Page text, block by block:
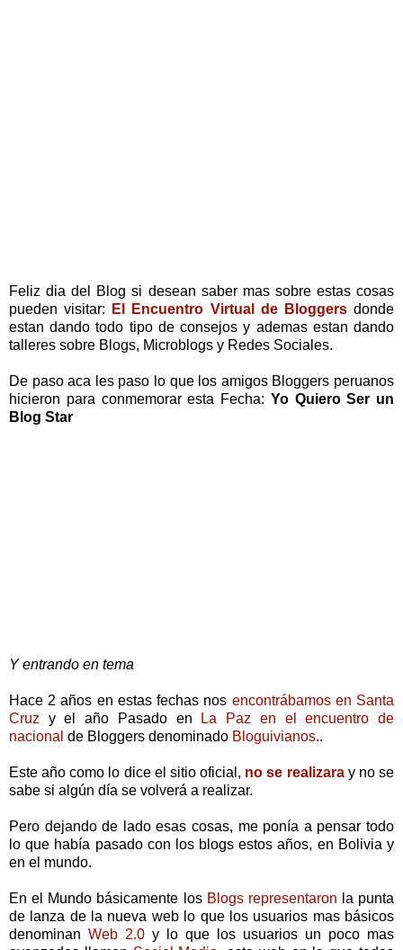
Feliz dia del Blog si desean saber mas sobre estas cosas
pueden visitar:
El Encuentro Virtual de Bloggersdonde
estan dando todo tipo de consejos y ademas estan dando
talleres sobre Blogs, Microblogs y Redes Sociales.
De paso aca les paso lo que los amigos Bloggers peruanos
hicieron para conmemorar esta Fecha: Yo Quiero Ser un
Blog Star
Y entrando en tema
Hace 2 años en estas fechas nos encontrábamos en Santa
Cruz y el año Pasado en
La Paz en el encuentro de
nacional de Bloggers denominado Bloguivianos..
Este año como lo dice el sitio oficial, no se realizaray no se
sabe si algún día se volverá a realizar.
Pero dejando de lado esas cosas, me ponía a pensar todo
lo que había pasado con los blogs estos años, en Bolivia y
en el mundo.
En el Mundo básicamente los Blogs representaron la punta
de lanza de la nueva web lo que los usuarios mas básicos
denominan Web 2.0 y lo que los usuarios un poco mas